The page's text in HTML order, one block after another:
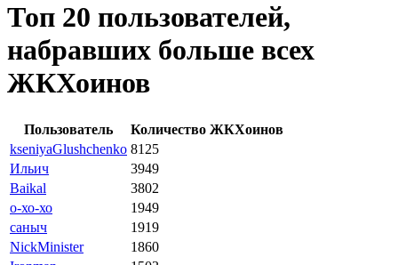
Топ 20 пользователей,
набравших больше всех
ЖКХоинов
Пользователь
Количество ЖКХоинов
kseniyaGlushchenko 8125
Ильич
3949
Baikal
3802
о-хо-хо
1949
саныч
1919
NickMinister
1860